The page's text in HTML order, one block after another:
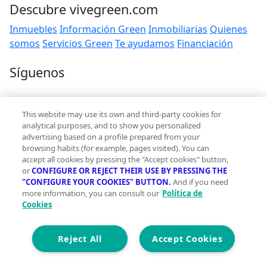
Descubre vivegreen.com
Inmuebles Información Green Inmobiliarias Quienes
somos Servicios Green Te ayudamos Financiación
Síguenos
Contacto
hola@vivegreen.com
Aviso Legal
Condiciones de uso
Politica de privacidad
Política de cookies
Accesibilidad
This website may use its own and third-party cookies for
analytical purposes, and to show you personalized
advertising based on a profile prepared from your
browsing habits (for example, pages visited). You can
accept all cookies by pressing the "Accept cookies" button,
orCONFIGURE OR REJECT THEIR USE BY PRESSING THE
"CONFIGURE YOUR COOKIES" BUTTON. And if you need
more information, you can consult our Política de
Cookies
Accept Cookies
Reject All